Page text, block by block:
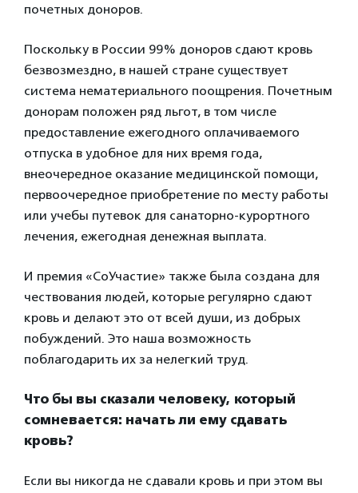
почетных доноров.
Поскольку в России 99% доноров сдают кровь
безвозмездно, в нашей стране существует
система нематериального поощрения. Почетным
донорам положен ряд льгот, в том числе
предоставление ежегодного оплачиваемого
отпуска в удобное для них время года,
внеочередное оказание медицинской помощи,
первоочередное приобретение по месту работы
или учебы путевок для санаторно-курортного
лечения, ежегодная денежная выплата.
И премия «СоУчастие» также была создана для
чествования людей, которые регулярно сдают
кровь и делают это от всей души, из добрых
побуждений. Это наша возможность
поблагодарить их за нелегкий труд.
Что бы вы сказали человеку, который
сомневается: начать ли ему сдавать
кровь?
Если вы никогда не сдавали кровь и при этом вы